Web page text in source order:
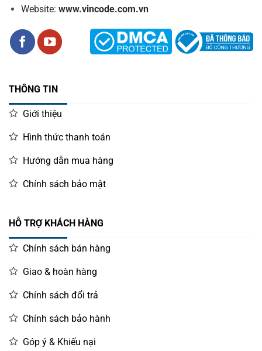
Website: www.vincode.com.vn
THÔNG TIN
Giới thiệu
Hình thức thanh toán
Hướng dẫn mua hàng
Chính sách bảo mật
HỖ TRỢ KHÁCH HÀNG
Chính sách bán hàng
Giao & hoàn hàng
Chính sách đổi trả
Chính sách bảo hành
Góp ý & Khiếu nại